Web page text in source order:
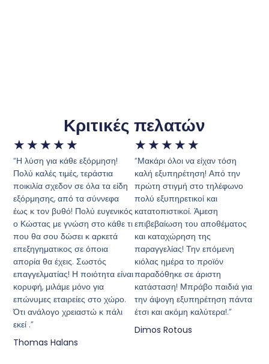
Κριτικές πελατών
★ ★ ★ ★ ★
“Η λύση για κάθε εξόρμηση!
Πολύ καλές τιμές, τεράστια
ποικιλία σχεδον σε όλα τα είδη
εξόρμησης, από τα σύννεφα
έως κ τον βυθό! Πολύ ευγενικός
ο Κώστας με γνώση στο κάθε τι
που θα σου δώσει κ αρκετά
επεξηγηματικος σε όποια
απορία θα έχεις. Σωστός
επαγγελματίας! Η ποιότητα είναι
κορυφή, μιλάμε μόνο για
επώνυμες εταιρείες στο χώρο.
Ότι ανάλογο χρειαστώ κ πάλι
εκεί .”
Thomas Halans
★ ★ ★ ★ ★
“Μακάρι όλοι να είχαν τόση
καλή εξυπηρέτηση! Από την
πρώτη στιγμή στο τηλέφωνο
πολύ εξυπηρετικοί και
κατατοπιστικοί. Άμεση
επιβεβαίωση του αποθέματος
και καταχώρηση της
παραγγελίας! Την επόμενη
κιόλας ημέρα το προϊόν
παραδόθηκε σε άριστη
κατάσταση! Μπράβο παιδιά για
την άψογη εξυπηρέτηση πάντα
έτσι και ακόμη καλύτερα!.”
Dimos Rotous